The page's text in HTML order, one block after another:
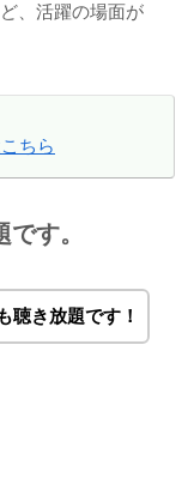
、活躍の場面が
ちら
す。
聴き放題です！